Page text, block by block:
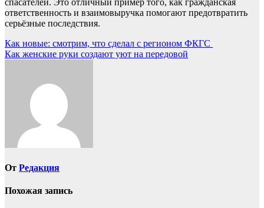
ответственность и взаимовыручка помогают предотвратить
серьёзные последствия.
Навигация
по
Как новые: смотрим, что сделал с регионом ФКГС ⁣
Как женские руки создают уют на передовой
От Редакция
Похожая запись